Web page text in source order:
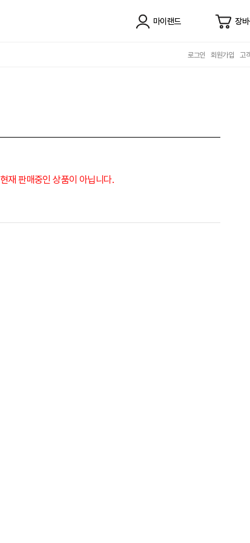
마이랜드 장
로그인 회원가입 고
현재 판매중인 상품이 아닙니다.